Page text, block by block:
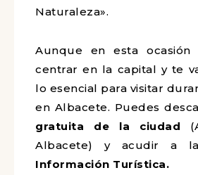
Naturaleza».
Aunque en esta ocasión
centrar en la capital y te
lo esencial para visitar
en Albacete. Puedes
gratuita de la ciudad
Albacete) y acudir a la
Información Turística.